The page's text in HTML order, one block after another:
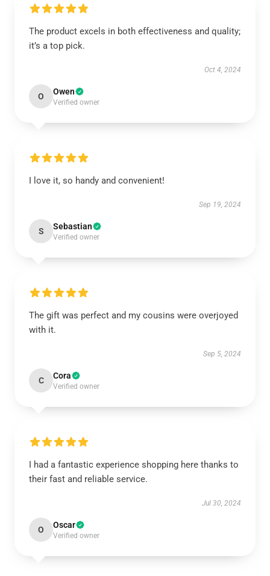
The product excels in both effectiveness and quality;
it’s a top pick.
Oct 4, 2024
O Owen
Verified owner
I love it, so handy and convenient!
Sep 19, 2024
S Sebastian
Verified owner
The gift was perfect and my cousins were overjoyed
with it.
Sep 5, 2024
C Cora
Verified owner
I had a fantastic experience shopping here thanks to
their fast and reliable service.
Jul 30, 2024
O Oscar
Verified owner